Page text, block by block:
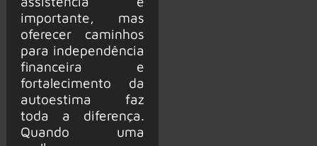
importante, mas
oferecer caminhos
para independência
financeira e
fortalecimento da
autoestima faz
toda a diferença.
Quando uma